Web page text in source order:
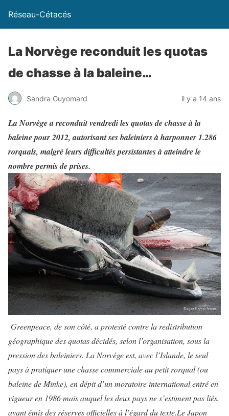
Réseau-Cétacés
La Norvège reconduit les quotas
de chasse à la baleine…
Sandra Guyomard il y a 14 ans
La Norvège a reconduit vendredi les quotas de chasse à la
baleine pour 2012, autorisant ses baleiniers à harponner 1.286
rorquals, malgré leurs difficultés persistantes à atteindre le
nombre permis de prises.
Greenpeace, de son côté, a protesté contre la redistribution
géographique des quotas décidés, selon l’organisation, sous la
pression des baleiniers. La Norvège est, avec l’Islande, le seul
pays à pratiquer une chasse commerciale au petit rorqual (ou
baleine de Minke), en dépit d’un moratoire international entré en
vigueur en 1986 mais auquel les deux pays ne s’estiment pas liés,
ayant émis des réserves officielles à l’égard du texte.Le Japon